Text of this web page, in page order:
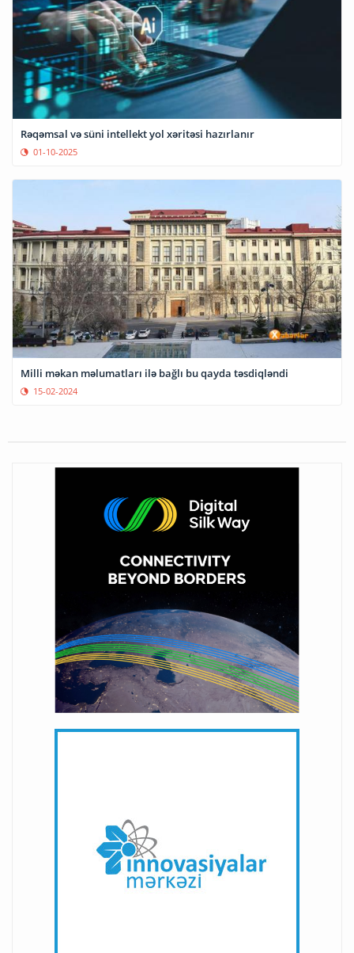
Rəqəmsal və süni intellekt yol xəritəsi hazırlanır
01-10-2025
Milli məkan məlumatları ilə bağlı bu qayda təsdiqləndi
15-02-2024